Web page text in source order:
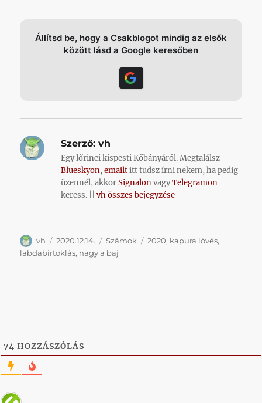
Állítsd be, hogy a Csakblogot mindig az elsők
között lásd a Google keresőben
Szerző: vh
Egy lőrinci kispesti Kőbányáról. Megtalálsz
Blueskyon,emailtitt tudsz írni nekem, ha pedig
üzennél, akkorSignalonvagyTelegramon
keress. ||vh összes bejegyzése
Szerző
vh Közzétéve
2020.12.14. Kategória
Számok Címke
2020, kapura lövés,
labdabirtoklás, nagy a baj
74 HOZZÁSZÓLÁS